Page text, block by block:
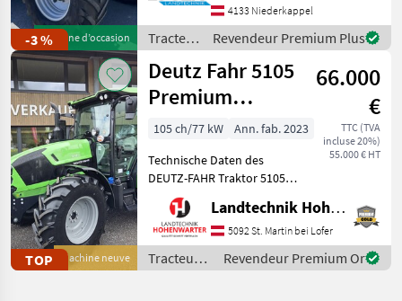
-3 %Machine d’occasion
Fronthydraulik -
Frontzapfwelle - gefederte
Vorderachse - Getriebe:
Stufe
4133 Niederkappel
Tracteurs
/ Case IH
Revendeur Premium Plus
TOP Machine neuve
Deutz Fahr 5105
Premium
(15955)
66.000
€
TTC (TVA
incluse 20%)
55.000 € HT
105 ch/77 kW
Ann. fab. 2023
Technische Daten des
DEUTZ-FAHR Traktor 5105
Premium > Baujahr: 2023 >
PS/KW: 105 PS > Modell:
Premium (Stage V) >
Lenksäule schwenk- und
teleskopierbar > Aerofit S
Landtechnik Hohenwarter GmbH
5092 St. Martin bei Lofer
Tracteurs
/ Deutz
Revendeur Premium Or